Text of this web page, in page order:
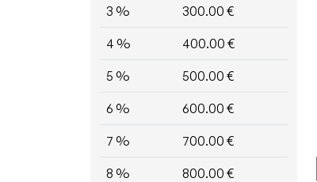
3 % 300.00 €
4 % 400.00 €
5 % 500.00 €
6 % 600.00 €
7 % 700.00 €
8 % 800.00 €